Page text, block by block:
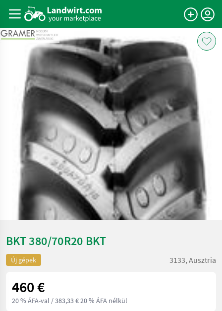
BKT 380/70R20 BKT
Új gépek 3133, Ausztria
460 €
20 % ÁFA-val / 383,33 € 20 % ÁFA nélkül